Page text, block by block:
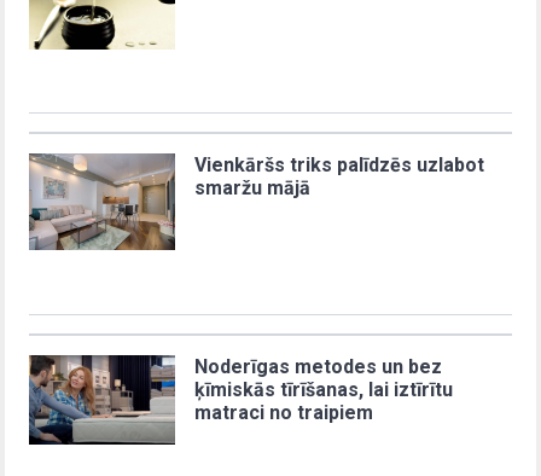
Vienkāršs triks palīdzēs uzlabot
smaržu mājā
Noderīgas metodes un bez
ķīmiskās tīrīšanas, lai iztīrītu
matraci no traipiem